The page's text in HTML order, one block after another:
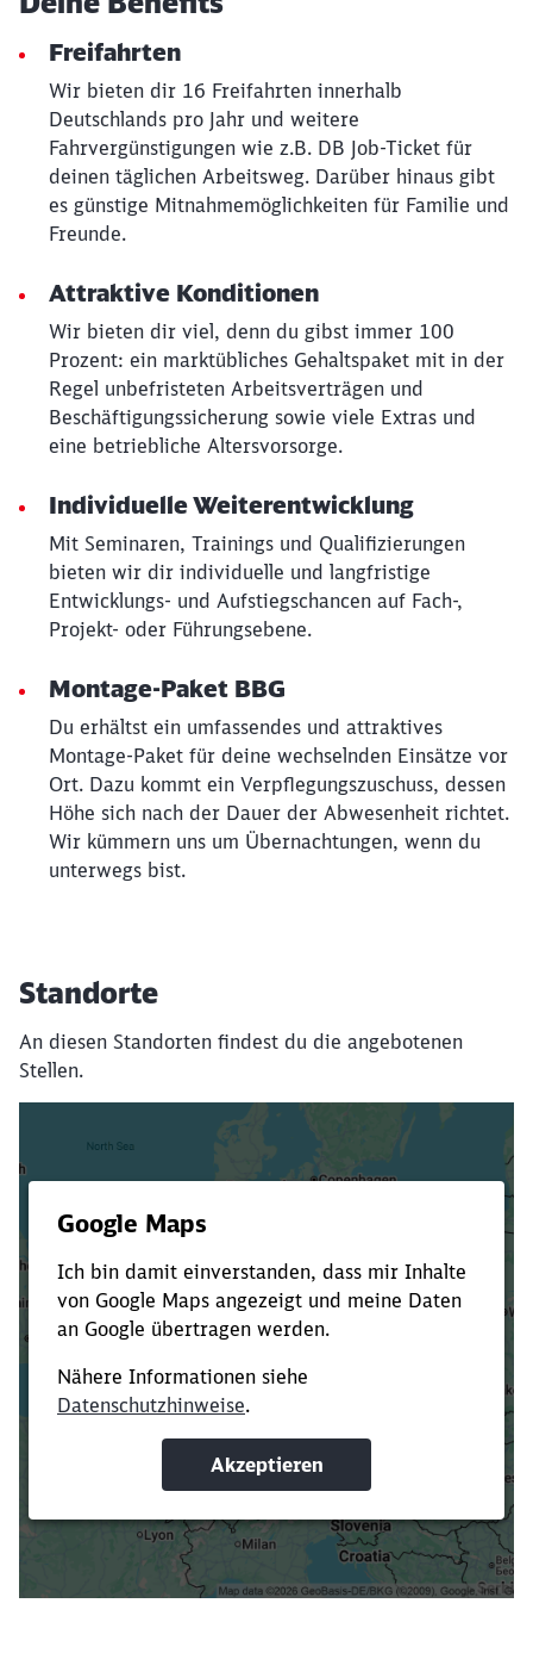
Freifahrten
Wir bieten dir 16 Freifahrten innerhalb
Deutschlands pro Jahr und weitere
Fahrvergünstigungen wie z.B. DB Job-Ticket für
deinen täglichen Arbeitsweg. Darüber hinaus gibt
es günstige Mitnahmemöglichkeiten für Familie und
Freunde.
Attraktive Konditionen
Wir bieten dir viel, denn du gibst immer 100
Prozent: ein marktübliches Gehaltspaket mit in der
Regel unbefristeten Arbeitsverträgen und
Beschäftigungssicherung sowie viele Extras und
eine betriebliche Altersvorsorge.
Individuelle Weiterentwicklung
Mit Seminaren, Trainings und Qualifizierungen
bieten wir dir individuelle und langfristige
Entwicklungs- und Aufstiegschancen auf Fach-,
Projekt- oder Führungsebene.
Montage-Paket BBG
Du erhältst ein umfassendes und attraktives
Montage-Paket für deine wechselnden Einsätze vor
Ort. Dazu kommt ein Verpflegungszuschuss, dessen
Höhe sich nach der Dauer der Abwesenheit richtet.
Wir kümmern uns um Übernachtungen, wenn du
unterwegs bist.
Standorte
An diesen Standorten findest du die angebotenen
Stellen.
Verkürze die Ladezeit, indem du Suchbegriffe
oder Filter hinzufügst.
Suchbegriffe eingeben
Filter setzen
Möchten Sie zuweitergeleitet
werden?
Abbrechen Weiter